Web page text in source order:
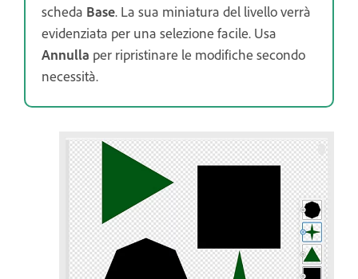
scheda Base. La sua miniatura del livello verrà
evidenziata per una selezione facile. Usa
Annulla per ripristinare le modifiche secondo
necessità.